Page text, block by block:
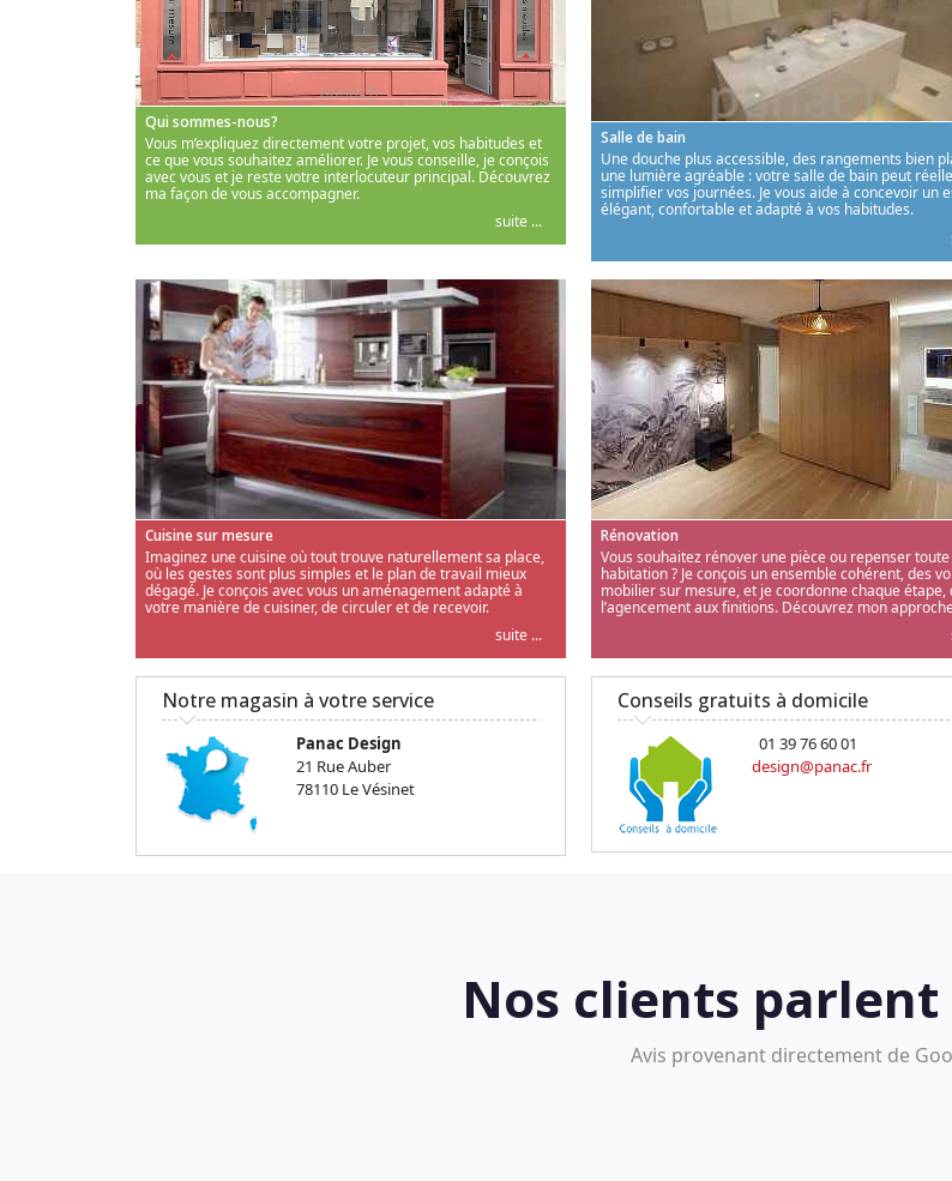
Qui sommes-nous?
Vous m’expliquez directement votre projet, vos habitudes et
ce que vous souhaitez améliorer. Je vous conseille, je conçois
avec vous et je reste votre interlocuteur principal. Découvrez
ma façon de vous accompagner.
suite ...
Salle de bain
Une douche plus accessible, des rangements bien
une lumière agréable : votre salle de bain peut
simplifier vos journées. Je vous aide à concevoir un
élégant, confortable et adapté à vos habitudes.
Cuisine sur mesure
Imaginez une cuisine où tout trouve naturellement sa place,
où les gestes sont plus simples et le plan de travail mieux
dégagé. Je conçois avec vous un aménagement adapté à
votre manière de cuisiner, de circuler et de recevoir.
suite ...
Rénovation
Vous souhaitez rénover une pièce ou repenser
habitation ? Je conçois un ensemble cohérent, des
mobilier sur mesure, et je coordonne chaque étape,
l’agencement aux finitions. Découvrez mon
Notre magasin à votre service
Panac Design
21 Rue Auber
78110 Le Vésinet
Conseils gratuits à domicile
01 39 76 60 01
design@panac.fr
Nos clients parlent
Avis provenant directement de